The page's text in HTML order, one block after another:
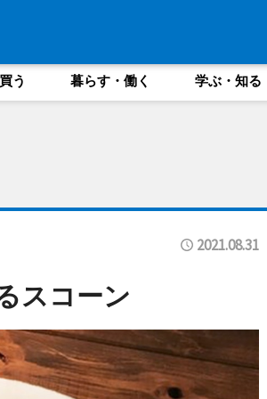
買う 暮らす・働く 学ぶ・知る
2021.08.31
スコーン